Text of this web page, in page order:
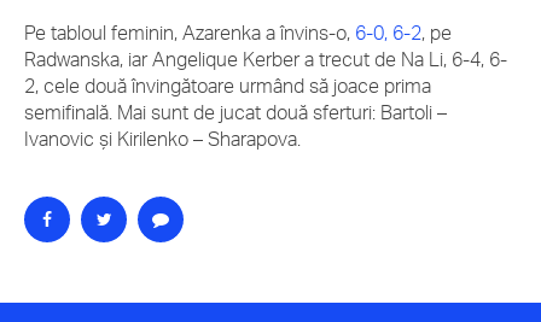
Pe tabloul feminin, Azarenka a învins-o, 6-0, 6-2, pe
Radwanska, iar Angelique Kerber a trecut de Na Li, 6-4, 6-
2, cele două învingătoare urmând să joace prima
semifinală. Mai sunt de jucat două sferturi: Bartoli –
Ivanovic şi Kirilenko – Sharapova.